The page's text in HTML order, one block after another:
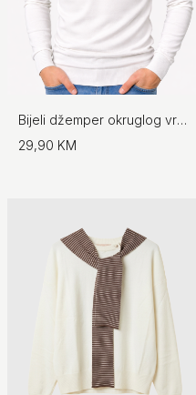
Bijeli džemper okruglog vrata
29,90 KM